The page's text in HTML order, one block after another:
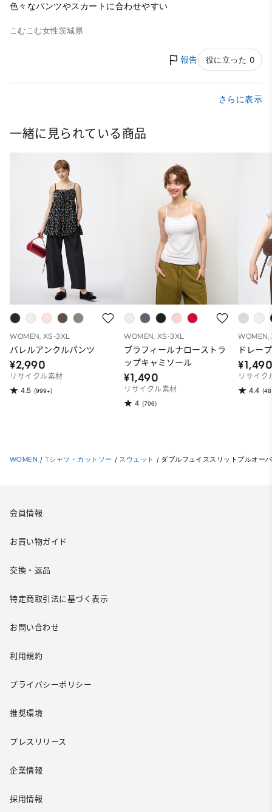
色々なパンツやスカートに合わせやすい
こむこむ女性茨城県
報告 役に立った 0
さらに表示
一緒に見られている商品
WOMEN, XS-3XL
バレルアンクルパンツ
¥2,990
リサイクル素材
4.5 (999+)
WOMEN, XS-3XL
ブラフィールナローストラ
ップキャミソール
¥1,490
リサイクル素材
4 (706)
WOMEN,
ドレー
リサイク
4.4
WOMEN / Tシャツ・カットソー / スウェット / ダブルフェイススリットプルオー
会員情報
お買い物ガイド
交換・返品
特定商取引法に基づく表示
お問い合わせ
利用規約
プライバシーポリシー
推奨環境
プレスリリース
企業情報
採用情報